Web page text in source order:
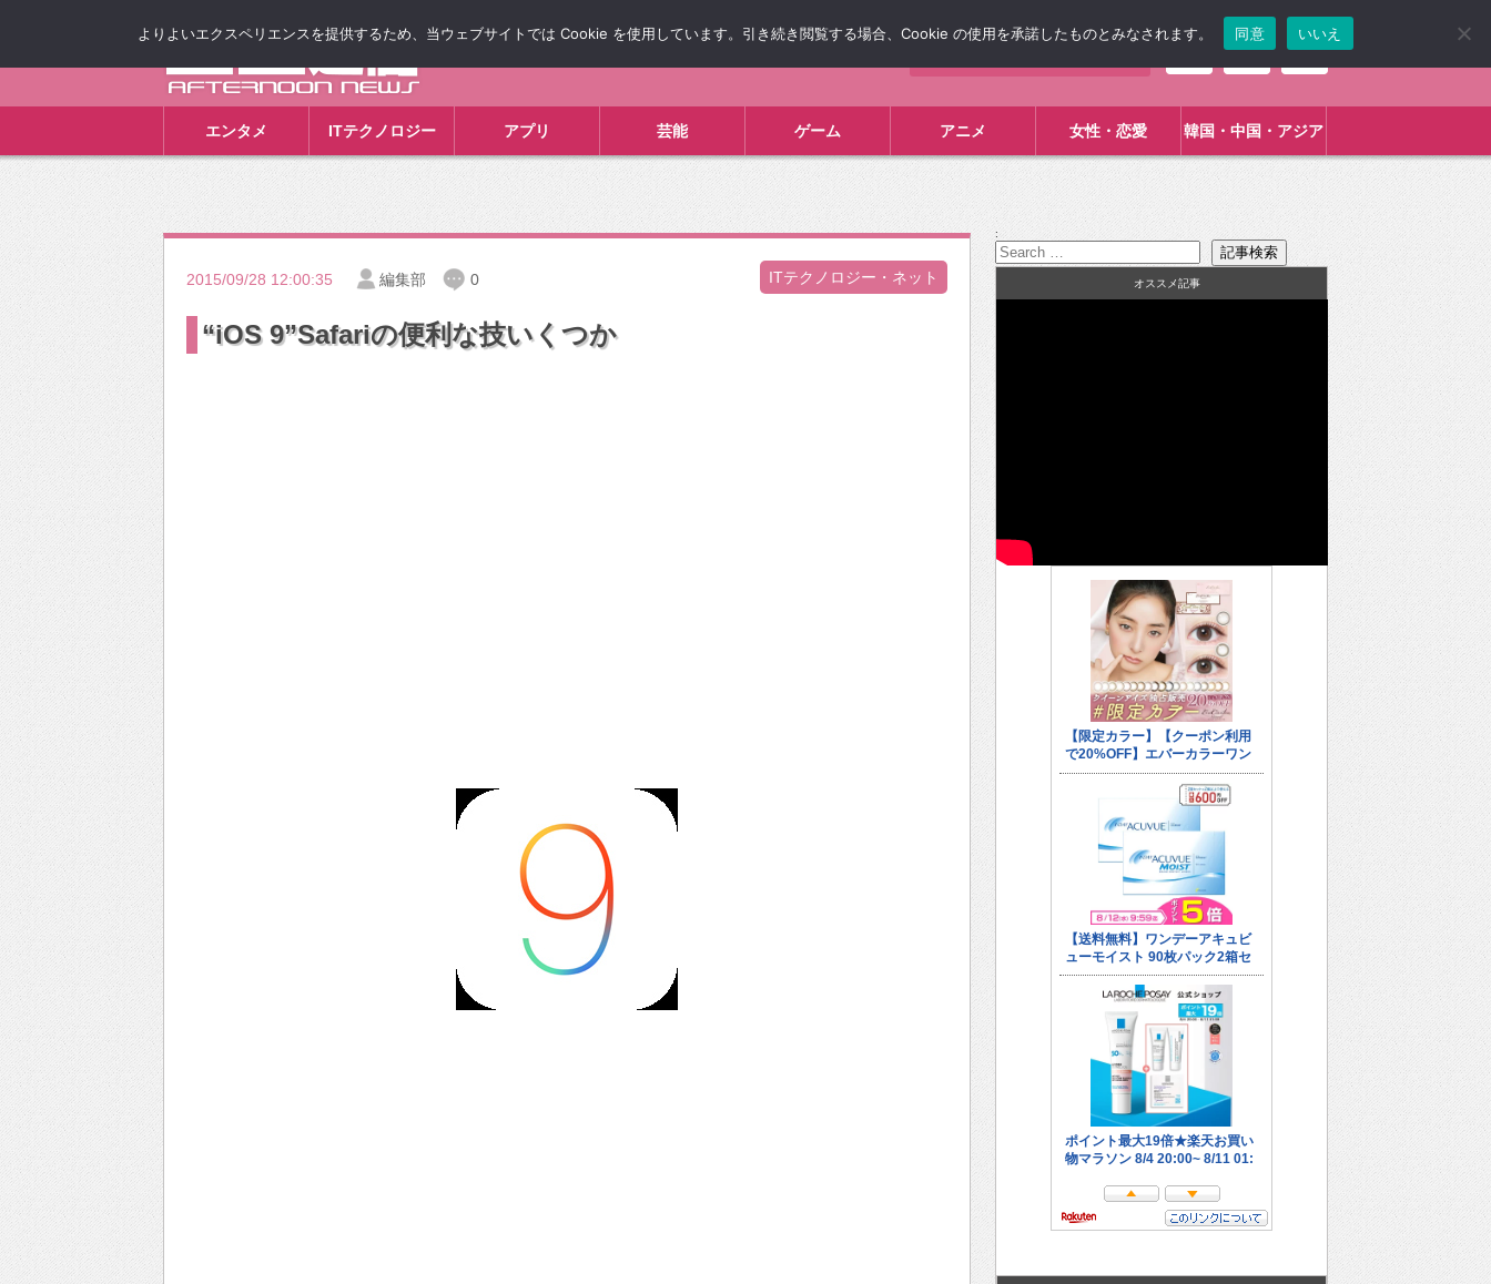
エンタメ ITテクノロジー アプリ 芸能 ゲーム アニメ 女性・恋愛 韓国・中国・アジア
2015/09/28 12:00:35 編集部 0 ITテクノロジー・ネット
“iOS 9”Safariの便利な技いくつか
:
オススメ記事
よりよいエクスペリエンスを提供するため、当ウェブサイトでは Cookie を使用しています。引き続き閲覧する場合、Cookie の使用を承諾したものとみなされます。 同意 いいえ